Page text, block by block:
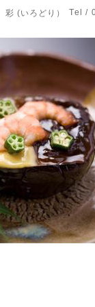
(いろどり） Tel /